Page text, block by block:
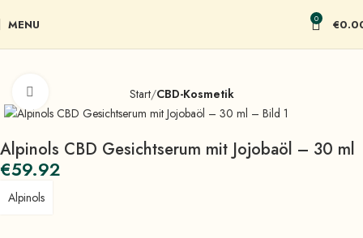
MENU 0 €
Start CBD-Kosmetik
Alpinols CBD Gesichtserum mit Jojobaöl – 30 ml
€59.92
Alpinols